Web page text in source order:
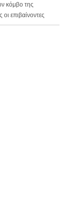
κόμβο της
επιβαίνοντες